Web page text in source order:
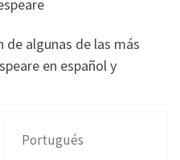
de algunas de las más
en español y
Portugués